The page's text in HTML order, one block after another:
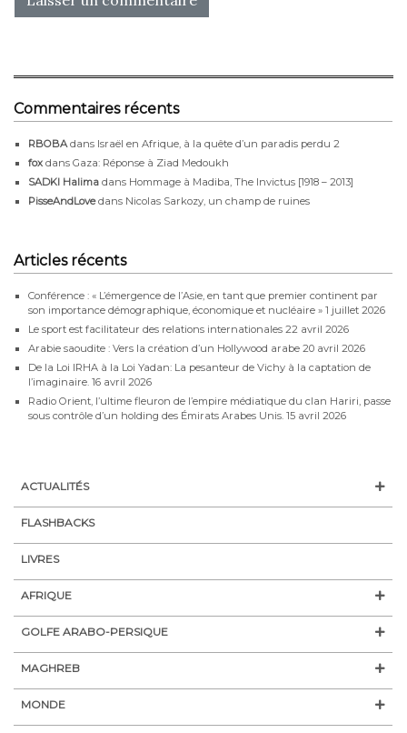
Commentaires récents
RBOBA dans Israël en Afrique, à la quête d’un paradis perdu 2
fox dans Gaza: Réponse à Ziad Medoukh
SADKI Halima dans Hommage à Madiba, The Invictus [1918 – 2013]
PisseAndLovedans Nicolas Sarkozy, un champ de ruines
Articles récents
Conférence : « L’émergence de l’Asie, en tant que premier continent par
son importance démographique, économique et nucléaire » 1 juillet 2026
Le sport est facilitateur des relations internationales 22 avril 2026
Arabie saoudite : Vers la création d’un Hollywood arabe 20 avril 2026
De la Loi IRHA à la Loi Yadan: La pesanteur de Vichy à la captation de
l’imaginaire. 16 avril 2026
Radio Orient, l’ultime fleuron de l’empire médiatique du clan Hariri, passe
sous contrôle d’un holding des Émirats Arabes Unis. 15 avril 2026
ACTUALITÉS
FLASHBACKS
LIVRES
AFRIQUE
GOLFE ARABO-PERSIQUE
MAGHREB
MONDE